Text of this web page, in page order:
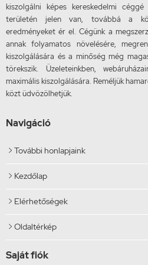
kiszolgálni képes kereskedelmi
területén jelen van, továbbá a
eredményeket ér el. Cégünk a
annak folyamatos növelésére,
kiszolgálására és a minőség még
törekszik. Üzeleteinkben,
maximális kiszolgálására. Reméljük
közt üdvözölhetjük.
Navigáció
 További honlapjaink
 Kezdőlap
 Elérhetőségek
 Oldaltérkép
Saját fiók